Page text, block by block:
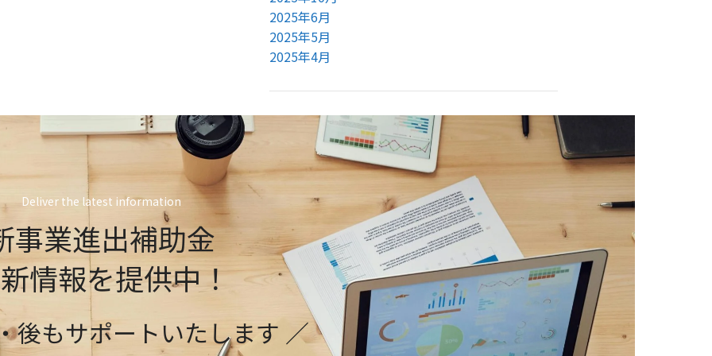
2025年6月
2025年5月
2025年4月
Deliver the latest information
事業進出補助金
情報を提供中！
後もサポートいたします ／